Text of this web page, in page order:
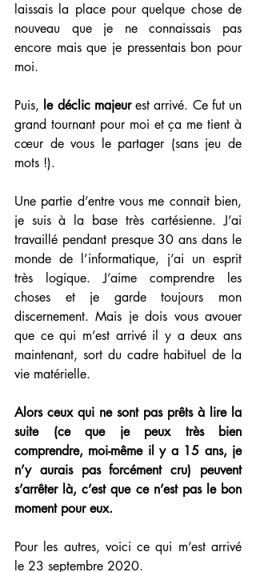
laissais la place pour quelque chose de
nouveau que je ne connaissais pas
encore mais que je pressentais bon pour
moi.
Puis, le déclic majeur est arrivé. Ce fut un
grand tournant pour moi et ça me tient à
cœur de vous le partager (sans jeu de
mots !).
Une partie d’entre vous me connait bien,
je suis à la base très cartésienne. J’ai
travaillé pendant presque 30 ans dans le
monde de l’informatique, j’ai un esprit
très logique. J’aime comprendre les
choses et je garde toujours mon
discernement. Mais je dois vous avouer
que ce qui m’est arrivé il y a deux ans
maintenant, sort du cadre habituel de la
vie matérielle.
Alors ceux qui ne sont pas prêts à lire la
suite (ce que je peux très bien
comprendre, moi-même il y a 15 ans, je
n’y aurais pas forcément cru) peuvent
s’arrêter là, c’est que ce n’est pas le bon
moment pour eux.
Pour les autres, voici ce qui m’est arrivé
le 23 septembre 2020.